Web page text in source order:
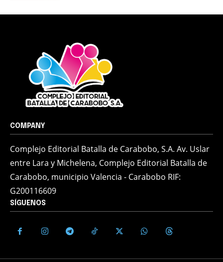
COMPANY
Complejo Editorial Batalla de Carabobo, S.A. Av. Uslar
entre Lara y Michelena, Complejo Editorial Batalla de
Carabobo, municipio Valencia - Carabobo RIF:
G200116609
SÍGUENOS